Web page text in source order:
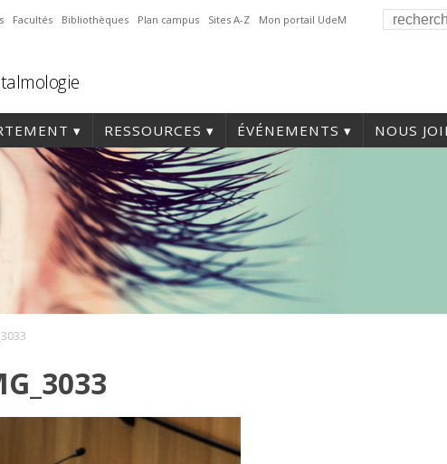
Facultés Bibliothèques Plan campus Sites A-Z Mon portail UdeM
RESSOURCES ÉVÉNEMENTS NOUS